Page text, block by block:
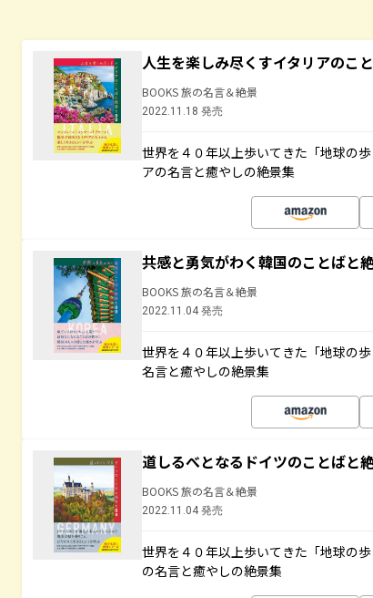
人生を楽しみ尽くすイタリアのこ
BOOKS 旅の名言＆絶景
2022.11.18 発売
世界を４０年以上歩いてきた「地球の
アの名言と癒やしの絶景集
共感と勇気がわく韓国のことばと
BOOKS 旅の名言＆絶景
2022.11.04 発売
世界を４０年以上歩いてきた「地球の
名言と癒やしの絶景集
道しるべとなるドイツのことばと
BOOKS 旅の名言＆絶景
2022.11.04 発売
世界を４０年以上歩いてきた「地球の
の名言と癒やしの絶景集